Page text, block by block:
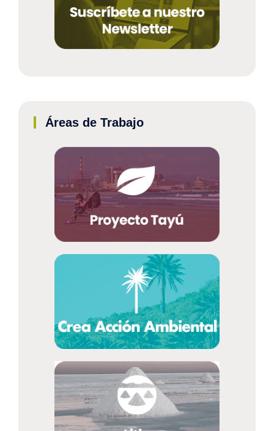
Áreas de Trabajo